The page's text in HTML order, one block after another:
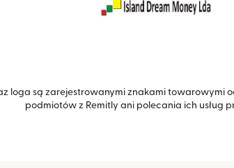
loga są zarejestrowanymi znakami towarowymi
podmiotów z Remitly ani polecania ich usług